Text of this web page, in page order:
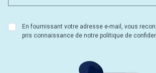
En fournissant votre adresse e-mail, vous
pris connaissance de notre politique de